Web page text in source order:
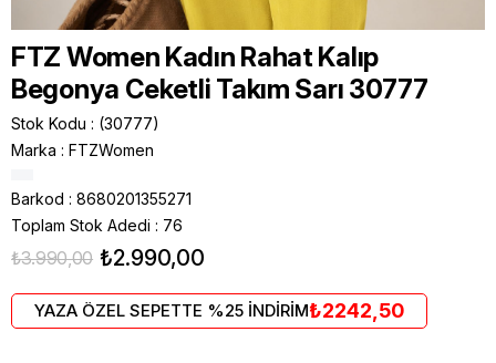
FTZ Women Kadın Rahat Kalıp
Begonya Ceketli Takım Sarı 30777
Stok Kodu
(30777)
Marka : FTZWomen
Barkod : 8680201355271
Toplam Stok Adedi : 76
₺3.990,00 ₺2.990,00
YAZA ÖZEL SEPETTE %25 İNDİRİM₺2242,50